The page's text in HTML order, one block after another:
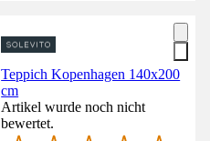
Teppich Kopenhagen 140x200
cm
Artikel wurde noch nicht
bewertet.